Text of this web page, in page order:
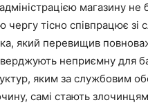
магазину
чергу тісно співпрацює
який перевищив
неприємну для
яким за службовим
самі стають